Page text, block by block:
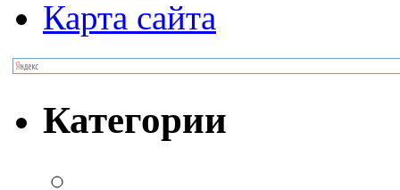
Карта сайта
Категории